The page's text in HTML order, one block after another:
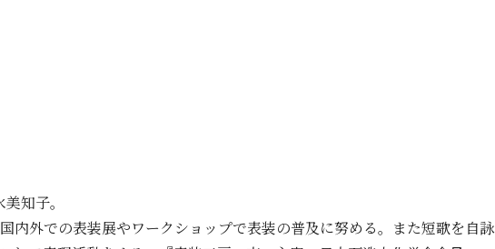
知子。
内外での表装展やワークショップで表装の普及に努める。また短歌を自詠